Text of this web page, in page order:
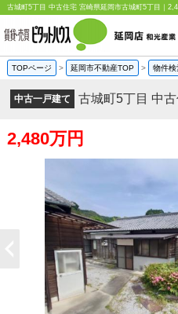
TOPページ > 延岡市不動産TOP > 物件検
中古一戸建て 古城町5丁目 中
2,480万円